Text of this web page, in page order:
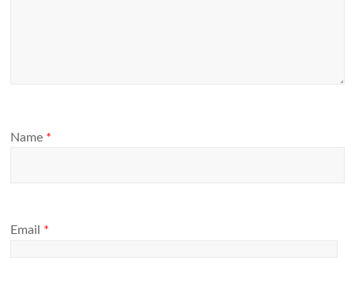
Name *
Email *